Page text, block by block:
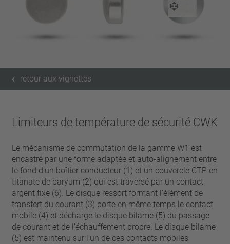
retour aux vignettes
Limiteurs de température de sécurité CWK
Le mécanisme de commutation de la gamme W1 est
encastré par une forme adaptée et auto-alignement entre
le fond d’un boîtier conducteur (1) et un couvercle CTP en
titanate de baryum (2) qui est traversé par un contact
argent fixe (6). Le disque ressort formant l’élément de
transfert du courant (3) porte en même temps le contact
mobile (4) et décharge le disque bilame (5) du passage
de courant et de l’échauffement propre. Le disque bilame
(5) est maintenu sur l’un de ces contacts mobiles